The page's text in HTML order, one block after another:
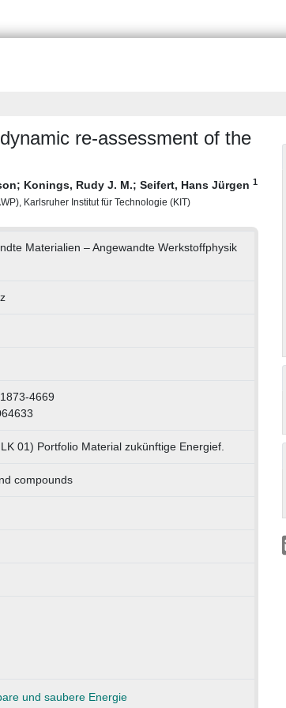
re-assessment of the
; Konings, Rudy J. M.; Seifert, Hans Jürgen 1
Karlsruher Institut für Technologie (KIT)
Materialien – Angewandte Werkstoffphysik
4669
01) Portfolio Material zukünftige Energief.
compounds